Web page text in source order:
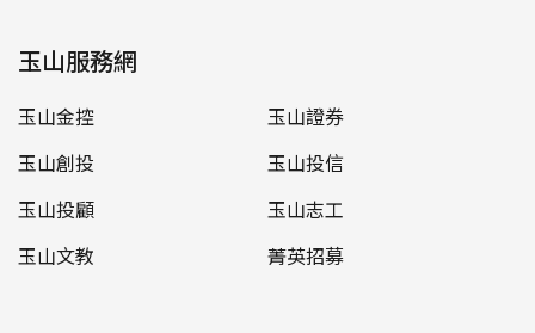
玉山服務網
玉山金控
玉山證券
玉山創投
玉山投信
玉山投顧
玉山志工
玉山文教
菁英招募